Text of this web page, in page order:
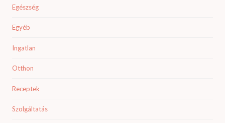
Egészség
Egyéb
Ingatlan
Otthon
Receptek
Szolgáltatás